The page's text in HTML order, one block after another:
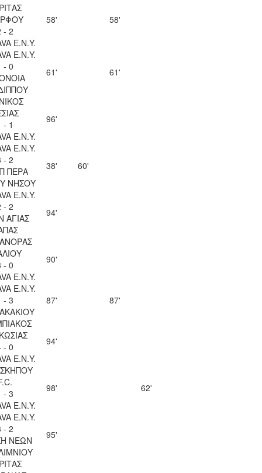
- 2
Ε.Ν.Y.
58' 58'
Ε.Ν.Y.
- 0
61' 61'
- 1
Ε.Ν.Y.
96'
Ε.Ν.Y.
- 2
ΠΕΡΑ
ΝΗΣΟΥ
38' 60'
Ε.Ν.Y.
- 2
ΑΓΙΑΣ
94'
- 0
Ε.Ν.Y.
90'
Ε.Ν.Y.
- 3
87'
87'
- 0
Ε.Ν.Y.
94'
- 3
Ε.Ν.Y.
98' 62'
Ε.Ν.Y.
- 2
ΝΕΩΝ
95'